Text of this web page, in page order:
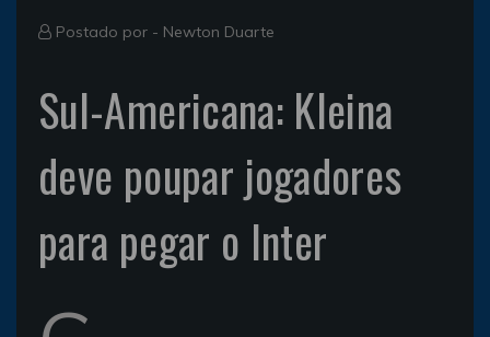
Postado por - Newton Duarte
Sul-Americana: Kleina
deve poupar jogadores
para pegar o Inter